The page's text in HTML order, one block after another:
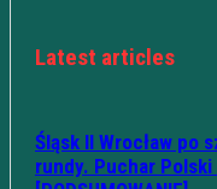
Latest articles
Śląsk II Wrocław po
rundy. Puchar